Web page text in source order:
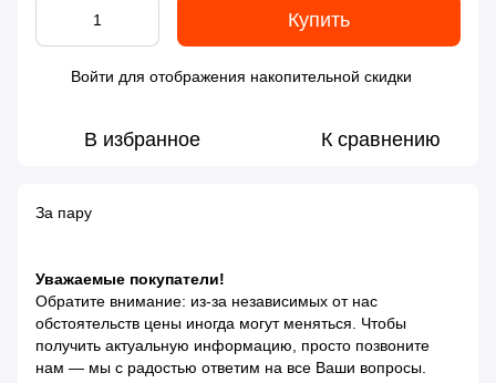
Купить
Войти для отображения накопительной скидки
В избранное К сравнению
За пару
Уважаемые покупатели!
Обратите внимание: из-за независимых от нас
обстоятельств цены иногда могут меняться. Чтобы
получить актуальную информацию, просто позвоните
нам — мы с радостью ответим на все Ваши вопросы.